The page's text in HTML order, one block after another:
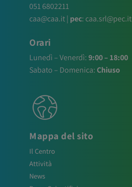
051 6802211
caa@caa.it| pec: caa.srl@pec.it
Orari
Lunedì – Venerdì:9:00 – 18:00
Sabato – Domenica: Chiuso
Mappa del sito
Il Centro
Attività
News